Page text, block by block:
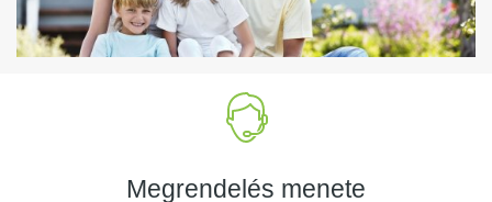
Megrendelés menete